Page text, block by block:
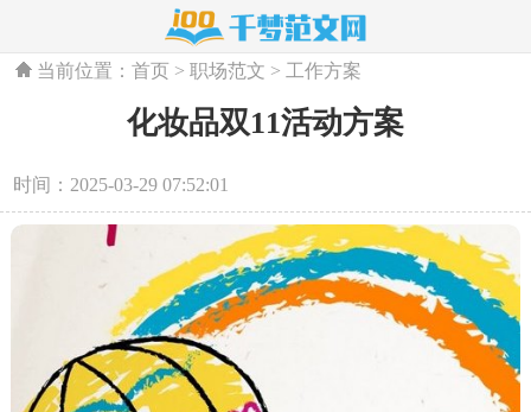
当前位置：首页 >职场范文 > 工作方案
化妆品双11活动方案
时间：2025-03-29 07:52:01